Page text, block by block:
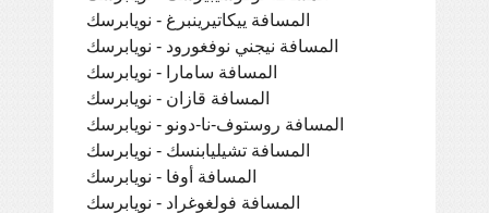
المسافة ييكاتيرينبرغ - نويابرسك
المسافة نيجني نوفغورود - نويابرسك
المسافة سامارا - نويابرسك
المسافة قازان - نويابرسك
المسافة روستوف-نا-دونو - نويابرسك
المسافة تشيليابنسك - نويابرسك
المسافة أوفا - نويابرسك
المسافة فولغوغراد - نويابرسك